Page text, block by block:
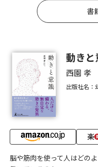
書
動きと
西園 孝
出版社名：
脳や筋肉を使って人はどの